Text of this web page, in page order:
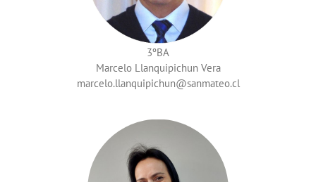
3ºBA
Marcelo Llanquipichun Vera
marcelo.llanquipichun